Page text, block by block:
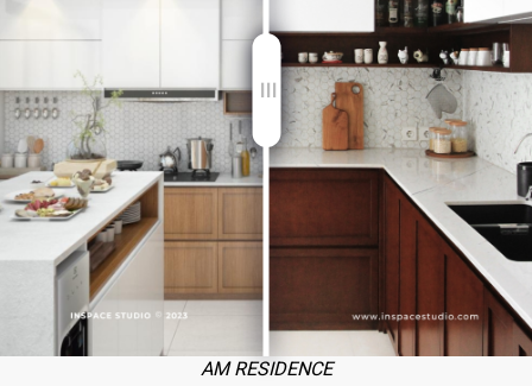
AM RESIDENCE